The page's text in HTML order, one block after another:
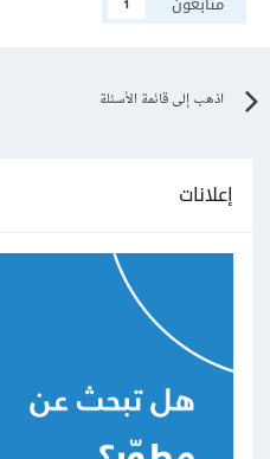
1
اذهب إلى قائمة الأسئلة
إعلانات